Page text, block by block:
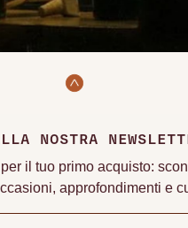
NOSTRA
il tuo primo acquisto:
approfondimenti e